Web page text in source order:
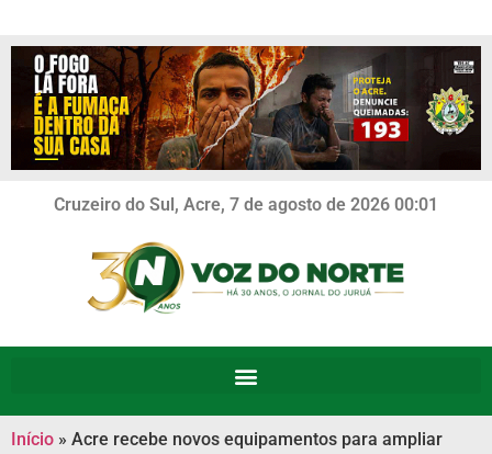
Cruzeiro do Sul, Acre, 7 de agosto de 2026 00:01
Início » Acre recebe novos equipamentos para ampliar